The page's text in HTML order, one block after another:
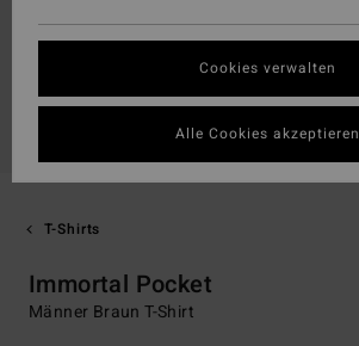
T-Shirts
Immortal Pocket
Männer Braun T-Shirt
Cookies verwalten
Alle Cookies akzeptieren